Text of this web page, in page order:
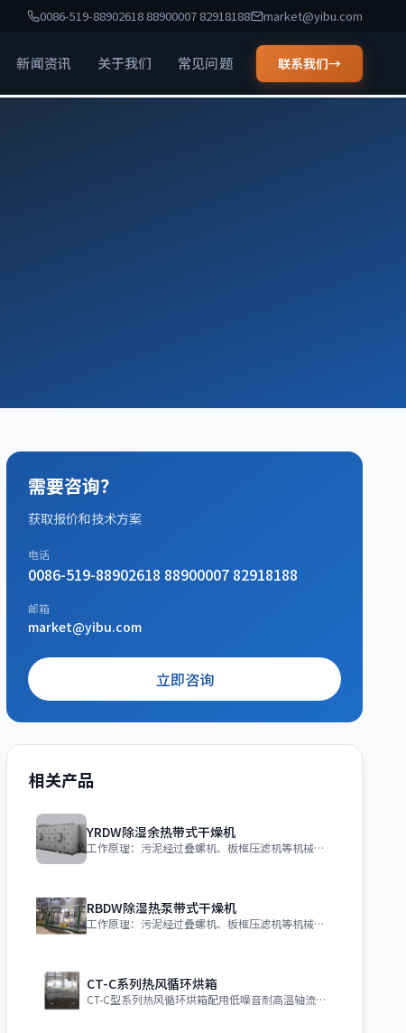
0086-519-88902618 88900007 82918188 market@yibu.com
新闻资讯 关于我们 常见问题 联系我们→
需要咨询？
获取报价和技术方案
电话
0086-519-88902618 88900007 82918188
邮箱
market@yibu.com
立即咨询
相关产品
YRDW除湿余热带式干燥机
工作原理：污泥经过叠螺机、板框压滤机等机械脱水后，含水率55%~85%的污泥进入
RBDW除湿热泵带式干燥机
工作原理：污泥经过叠螺机、板框压滤机等机械脱水后，含水率55%~85%的污泥进入
CT-C系列热风循环烘箱
CT-C型系列热风循环烘箱配用低噪音耐高温轴流风机和自动控温系统，整个循环系统全